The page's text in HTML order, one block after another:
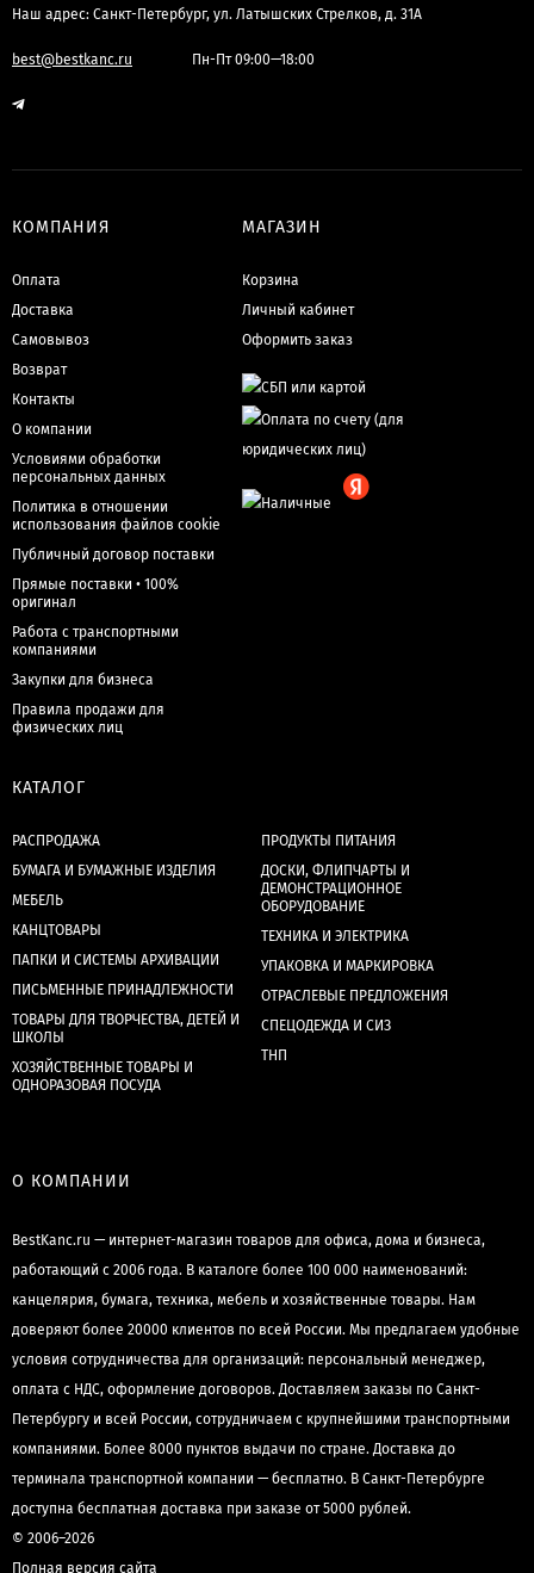
Наш адрес: Санкт-Петербург, ул. Латышских Стрелков, д. 31А
best@bestkanc.ru Пн-Пт 09:00—18:00
КОМПАНИЯ
Оплата
Доставка
Самовывоз
Возврат
Контакты
О компании
Условиями обработки
персональных данных
Политика в отношении
использования файлов cookie
Публичный договор поставки
Прямые поставки • 100%
оригинал
Работа с транспортными
компаниями
Закупки для бизнеса
Правила продажи для
физических лиц
МАГАЗИН
Корзина
Личный кабинет
Оформить заказ
КАТАЛОГ
РАСПРОДАЖА
БУМАГА И БУМАЖНЫЕ ИЗДЕЛИЯ
МЕБЕЛЬ
КАНЦТОВАРЫ
ПАПКИ И СИСТЕМЫ АРХИВАЦИИ
ПИСЬМЕННЫЕ ПРИНАДЛЕЖНОСТИ
ТОВАРЫ ДЛЯ ТВОРЧЕСТВА, ДЕТЕЙ И
ШКОЛЫ
ХОЗЯЙСТВЕННЫЕ ТОВАРЫ И
ОДНОРАЗОВАЯ ПОСУДА
ПРОДУКТЫ ПИТАНИЯ
ДОСКИ, ФЛИПЧАРТЫ И
ДЕМОНСТРАЦИОННОЕ
ОБОРУДОВАНИЕ
ТЕХНИКА И ЭЛЕКТРИКА
УПАКОВКА И МАРКИРОВКА
ОТРАСЛЕВЫЕ ПРЕДЛОЖЕНИЯ
СПЕЦОДЕЖДА И СИЗ
ТНП
О КОМПАНИИ
BestKanc.ru — интернет-магазин товаров для офиса, дома и бизнеса,
работающий с 2006 года. В каталоге более 100 000 наименований:
канцелярия, бумага, техника, мебель и хозяйственные товары. Нам
доверяют более 20000 клиентов по всей России. Мы предлагаем удобные
условия сотрудничества для организаций: персональный менеджер,
оплата с НДС, оформление договоров. Доставляем заказы по Санкт-
Петербургу и всей России, сотрудничаем с крупнейшими транспортными
компаниями. Более 8000 пунктов выдачи по стране. Доставка до
терминала транспортной компании — бесплатно. В Санкт-Петербурге
доступна бесплатная доставка при заказе от 5000 рублей.
© 2006–2026
Полная версия сайта